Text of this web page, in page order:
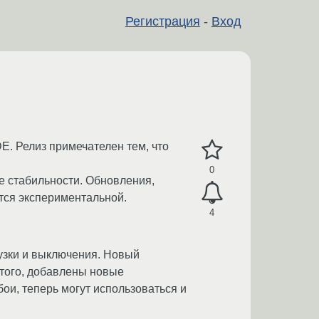
Регистрация - Вход
0
4
Релиз примечателен тем, что
Обновления,
экспериментальной.
и выключения. Новый
добавлены новые
теперь могут использоваться и